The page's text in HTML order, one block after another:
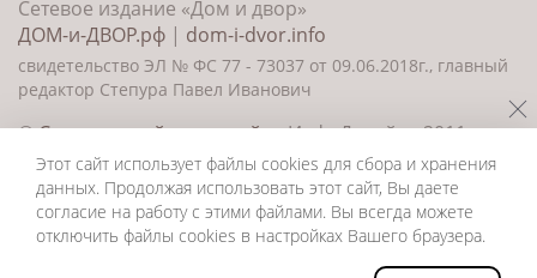
Сетевое издание «Дом и двор»
ДОМ-и-ДВОР.рф | dom-i-dvor.info
свидетельство ЭЛ № ФС 77 - 73037 от 09.06.2018г., главный
редактор Степура Павел Иванович
©Создание сайта и дизайн«ИнфоДизайн» 2011—
2026
Этот сайт использует файлы cookies для сбора и хранения
данных. Продолжая использовать этот сайт, Вы даете
согласие на работу с этими файлами. Вы всегда можете
отключить файлы cookies в настройках Вашего браузера.